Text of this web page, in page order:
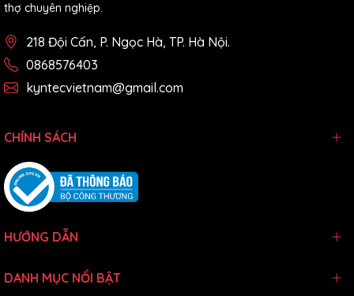
thợ chuyên nghiệp.
218 Đội Cấn, P. Ngọc Hà, TP. Hà Nội.
0868576403
kyntecvietnam@gmail.com
CHÍNH SÁCH
HƯỚNG DẪN
DANH MỤC NỔI BẬT